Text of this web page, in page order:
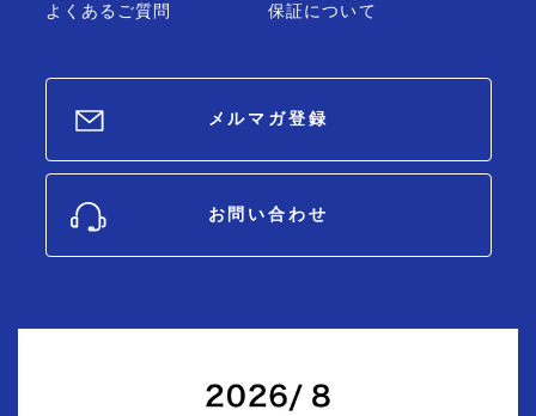
よくあるご質問
保証について
メルマガ登録
お問い合わせ